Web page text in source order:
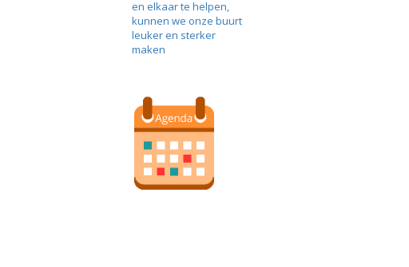
en elkaar te helpen,
kunnen we onze buurt
leuker en sterker
maken